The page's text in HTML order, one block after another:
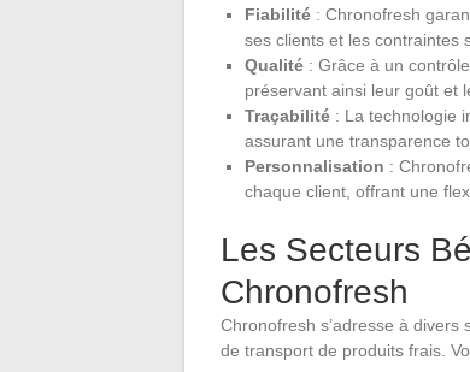
Fiabilité : Chronofresh
ses clients et les contraintes
Qualité : Grâce à un
préservant ainsi leur goût et
Traçabilité : La technologie
assurant une transparence
Personnalisation :
chaque client, offrant une
Les Secteurs
Chronofresh
Chronofresh s’adresse à divers
de transport de produits frais.